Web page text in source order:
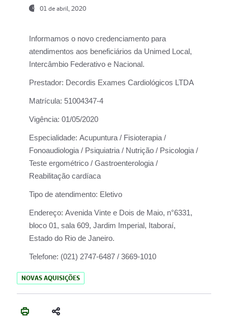
01 de abril, 2020
Informamos o novo credenciamento para
atendimentos aos beneficiários da Unimed Local,
Intercâmbio Federativo e Nacional.
Prestador: Decordis Exames Cardiológicos LTDA
Matrícula: 51004347-4
Vigência: 01/05/2020
Especialidade: Acupuntura / Fisioterapia /
Fonoaudiologia / Psiquiatria / Nutrição / Psicologia /
Teste ergométrico / Gastroenterologia /
Reabilitação cardíaca
Tipo de atendimento: Eletivo
Endereço: Avenida Vinte e Dois de Maio, n°6331,
bloco 01, sala 609, Jardim Imperial, Itaboraí,
Estado do Rio de Janeiro.
Telefone: (021) 2747-6487 / 3669-1010
NOVAS AQUISIÇÕES